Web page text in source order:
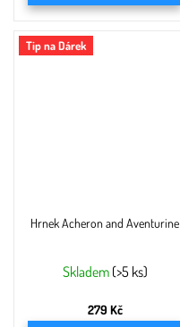
Tip na Dárek
Hrnek Acheron and Aventurine
Skladem (>5 ks)
279 Kč